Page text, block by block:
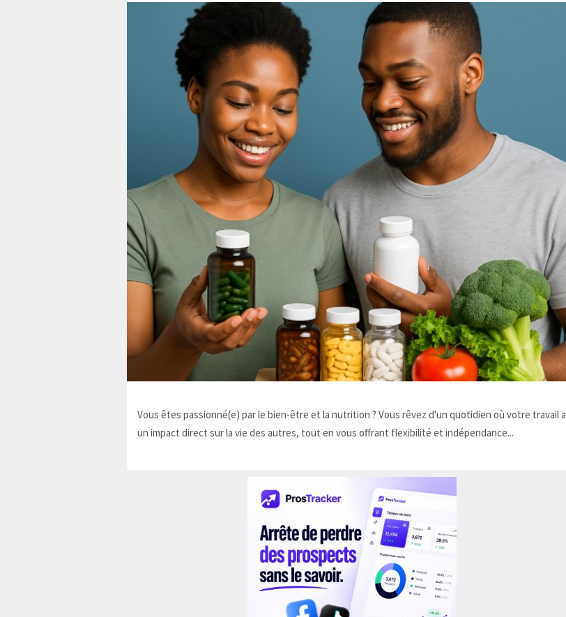
Vous êtes passionné(e) par le bien-être et la nutrition ? Vous rêvez d'un quotidien où votre travail a
un impact direct sur la vie des autres, tout en vous offrant flexibilité et indépendance...